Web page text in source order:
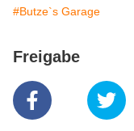
#Butze`s Garage
Freigabe